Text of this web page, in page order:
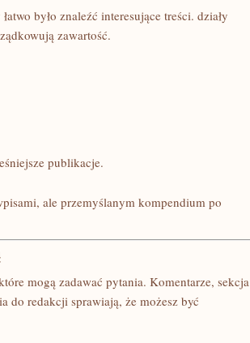
było znaleźć interesujące treści. działy
zawartość.
publikacje.
ale przemyślanym kompendium po
mogą zadawać pytania. Komentarze, sekcja
do redakcji sprawiają, że możesz być